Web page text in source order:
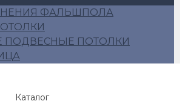
для фальшпола
фальшпола
фальшпол
600*600
ФАЛЬШПОЛА
ПОДВЕСНЫЕ ПОТОЛКИ
Каталог